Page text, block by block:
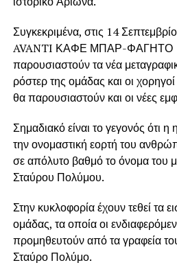
Συγκεκριμένα, στις 14
AVANTI ΚΑΦΕ ΜΠΑΡ-ΦΑΓΗΤΟ
παρουσιαστούν τα νέα
ρόστερ της ομάδας και οι
θα παρουσιαστούν και οι νέες
Σημαδιακό είναι το γεγονός ότι
την ονομαστική εορτή του
σε απόλυτο βαθμό το όνομα του
Σταύρου Πολύμου.
Στην κυκλοφορία έχουν τεθεί τα
ομάδας, τα οποία οι
προμηθευτούν από τα γραφεία
Σταύρο Πολύμο.